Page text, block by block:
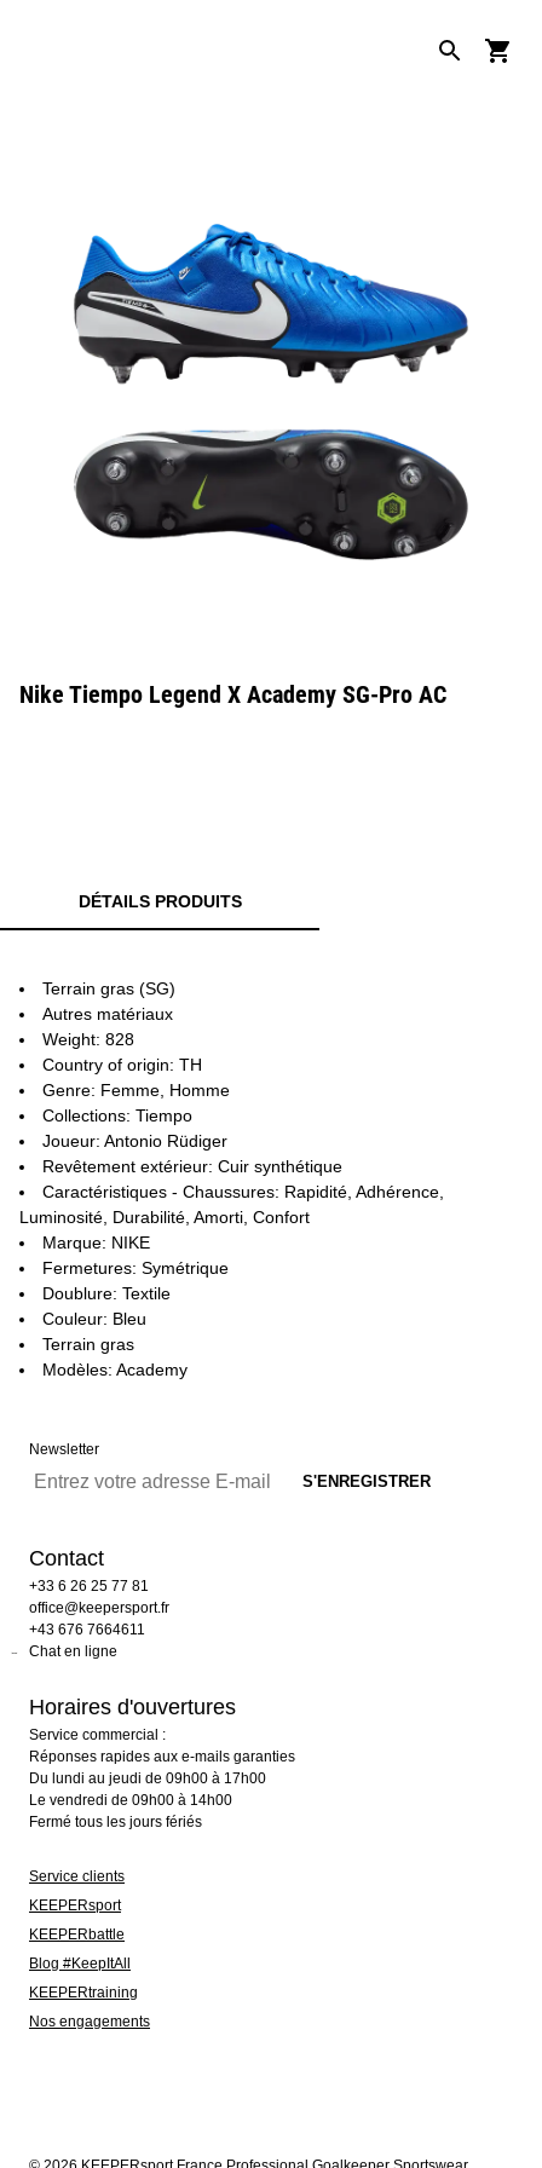
Nike Tiempo Legend X Academy SG-Pro AC
DÉTAILS PRODUITS
Terrain gras (SG)
Autres matériaux
Weight: 828
Country of origin: TH
Genre: Femme, Homme
Collections: Tiempo
Joueur: Antonio Rüdiger
Revêtement extérieur: Cuir synthétique
Caractéristiques - Chaussures: Rapidité, Adhérence,
Luminosité, Durabilité, Amorti, Confort
Marque: NIKE
Fermetures: Symétrique
Doublure: Textile
Couleur: Bleu
Terrain gras
Modèles: Academy
Newsletter
Contact
+33 6 26 25 77 81
office@keepersport.fr
+43 676 7664611
Chat en ligne
Horaires d'ouvertures
Service commercial :
Réponses rapides aux e-mails garanties
Du lundi au jeudi de 09h00 à 17h00
Le vendredi de 09h00 à 14h00
Fermé tous les jours fériés
Service clients
KEEPERsport
KEEPERbattle
Blog #KeepItAll
KEEPERtraining
Nos engagements